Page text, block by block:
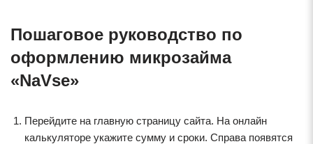
Пошаговое руководство по
оформлению микрозайма
«NaVse»
Перейдите на главную страницу сайта. На онлайн
калькуляторе укажите сумму и сроки. Справа появятся